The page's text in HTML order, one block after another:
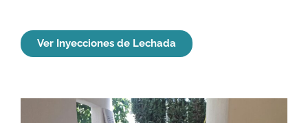
Ver Inyecciones de Lechada